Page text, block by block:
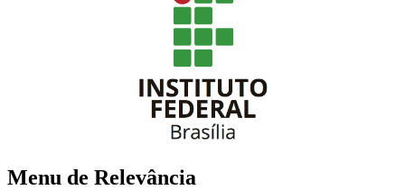
Menu de Relevância